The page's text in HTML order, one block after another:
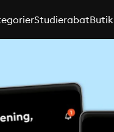
StudierabatButik